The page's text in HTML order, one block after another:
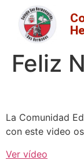
Feliz
La Comunidad
con este video
Ver vídeo